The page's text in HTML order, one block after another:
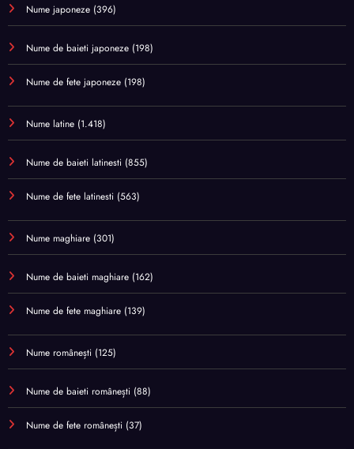
Nume japoneze (396)
Nume de baieti japoneze (198)
Nume de fete japoneze (198)
Nume latine (1.418)
Nume de baieti latinesti (855)
Nume de fete latinesti (563)
Nume maghiare (301)
Nume de baieti maghiare (162)
Nume de fete maghiare (139)
Nume românești (125)
Nume de baieti românești (88)
Nume de fete românești (37)